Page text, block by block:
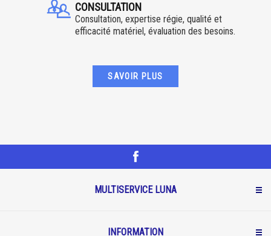
CONSULTATION
Consultation, expertise régie, qualité et
efficacité matériel, évaluation des besoins.
SAVOIR PLUS
MULTISERVICE LUNA
INFORMATION